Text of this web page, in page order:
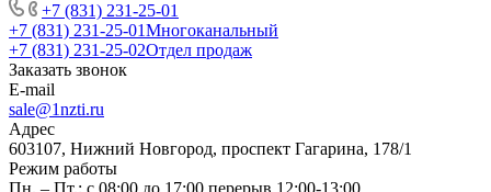
+7 (831) 231-25-01
+7 (831) 231-25-01Многоканальный
+7 (831) 231-25-02Отдел продаж
Заказать звонок
E-mail
sale@1nzti.ru
Адрес
603107, Нижний Новгород, проспект Гагарина, 178/1
Режим работы